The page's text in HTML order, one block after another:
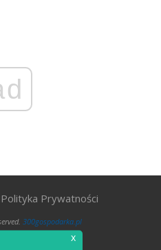
Polityka Prywatności
300gospodarka.pl
x